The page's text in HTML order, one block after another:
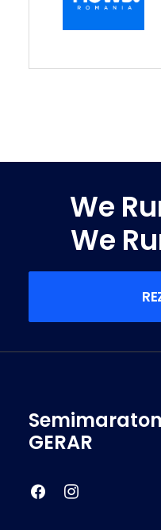
We
We
Semimaraton
GERAR